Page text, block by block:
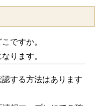
ですか。
ります。
する方法はあります